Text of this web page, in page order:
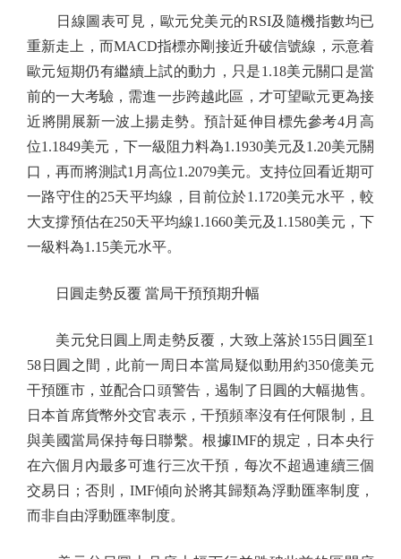
日線圖表可見，歐元兌美元的RSI及隨機指數均已
重新走上，而MACD指標亦剛接近升破信號線，示意着
歐元短期仍有繼續上試的動力，只是1.18美元關口是當
前的一大考驗，需進一步跨越此區，才可望歐元更為接
近將開展新一波上揚走勢。預計延伸目標先參考4月高
位1.1849美元，下一級阻力料為1.1930美元及1.20美元關
口，再而將測試1月高位1.2079美元。支持位回看近期可
一路守住的25天平均線，目前位於1.1720美元水平，較
大支撐預估在250天平均線1.1660美元及1.1580美元，下
一級料為1.15美元水平。
日圓走勢反覆 當局干預預期升幅
美元兌日圓上周走勢反覆，大致上落於155日圓至1
58日圓之間，此前一周日本當局疑似動用約350億美元
干預匯市，並配合口頭警告，遏制了日圓的大幅拋售。
日本首席貨幣外交官表示，干預頻率沒有任何限制，且
與美國當局保持每日聯繫。根據IMF的規定，日本央行
在六個月內最多可進行三次干預，每次不超過連續三個
交易日；否則，IMF傾向於將其歸類為浮動匯率制度，
而非自由浮動匯率制度。